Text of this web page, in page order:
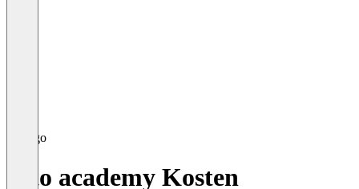
octo academy Kosten